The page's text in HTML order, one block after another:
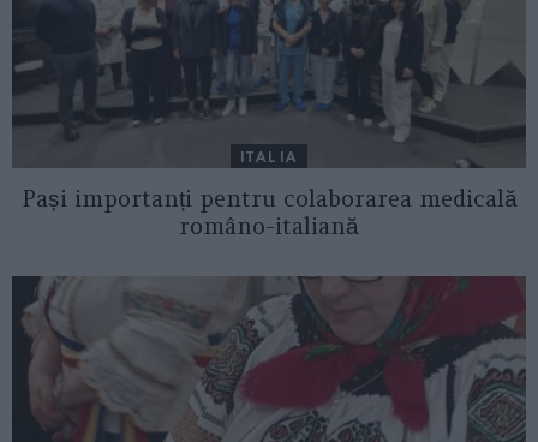
ITALIA
Pași importanți pentru colaborarea medicală
româno-italiană